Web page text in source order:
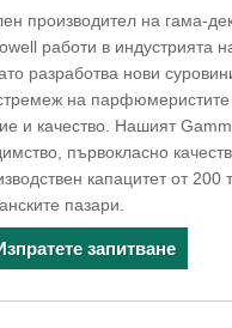
производител на гама-
работи в индустрията
разработва нови
на парфюмеристите
и качество. Нашият
първокласно
капацитет от
пазари.
запитване